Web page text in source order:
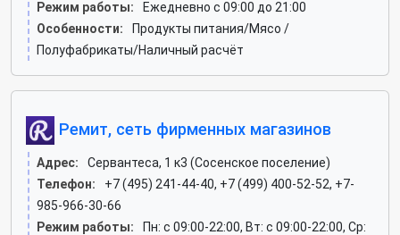
Режим работы:
Ежедневно с 09:00 до 21:00
Особенности:
Продукты питания/Мясо /
Полуфабрикаты/Наличный расчёт
Ремит, сеть фирменных магазинов
Адрес:
Сервантеса, 1 к3 (Сосенское поселение)
Телефон:
+7 (495) 241-44-40, +7 (499) 400-52-52, +7-
985-966-30-66
Режим работы:
Пн: c 09:00-22:00, Вт: c 09:00-22:00, Ср: